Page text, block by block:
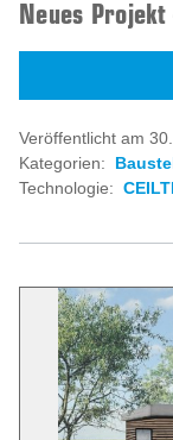
Neues
Veröffentlicht am
Kategorien:
Technologie: